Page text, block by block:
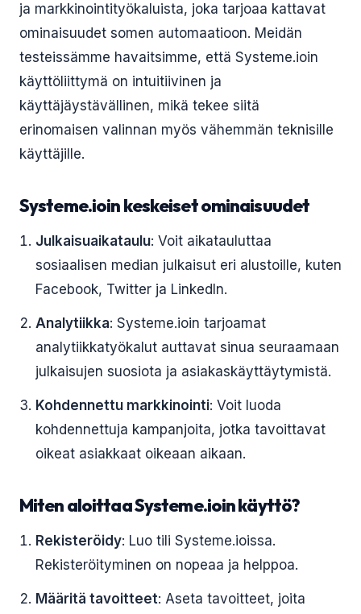
ja markkinointityökaluista, joka tarjoaa kattavat
ominaisuudet somen automaatioon. Meidän
testeissämme havaitsimme, että Systeme.ioin
käyttöliittymä on intuitiivinen ja
käyttäjäystävällinen, mikä tekee siitä
erinomaisen valinnan myös vähemmän teknisille
käyttäjille.
Systeme.ioin keskeiset ominaisuudet
Julkaisuaikataulu: Voit aikatauluttaa
sosiaalisen median julkaisut eri alustoille, kuten
Facebook, Twitter ja LinkedIn.
Analytiikka: Systeme.ioin tarjoamat
analytiikkatyökalut auttavat sinua seuraamaan
julkaisujen suosiota ja asiakaskäyttäytymistä.
Kohdennettu markkinointi: Voit luoda
kohdennettuja kampanjoita, jotka tavoittavat
oikeat asiakkaat oikeaan aikaan.
Miten aloittaa Systeme.ioin käyttö?
Rekisteröidy: Luo tili Systeme.ioissa.
Rekisteröityminen on nopeaa ja helppoa.
Määritä tavoitteet: Aseta tavoitteet, joita